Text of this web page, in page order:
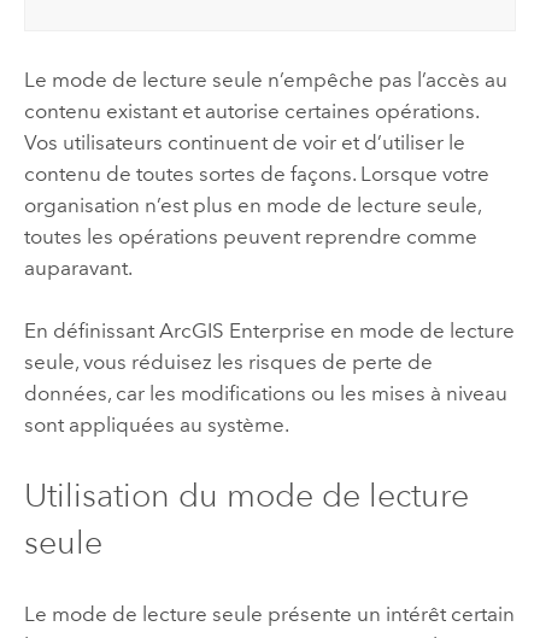
Le mode de lecture seule n’empêche pas l’accès au
contenu existant et autorise certaines opérations.
Vos utilisateurs continuent de voir et d’utiliser le
contenu de toutes sortes de façons. Lorsque votre
organisation n’est plus en mode de lecture seule,
toutes les opérations peuvent reprendre comme
auparavant.
En définissant ArcGIS Enterprise en mode de lecture
seule, vous réduisez les risques de perte de
données, car les modifications ou les mises à niveau
sont appliquées au système.
Utilisation du mode de lecture
seule
Le mode de lecture seule présente un intérêt certain